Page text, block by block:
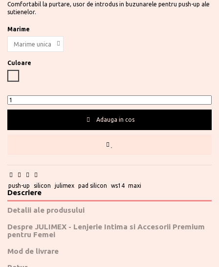
Comfortabil la purtare, usor de introdus in buzunarele pentru push-up ale
sutienelor.
Marime
Culoare
Adauga in cos
push-up silicon julimex pad silicon ws14 maxi
Descriere
Detalii ale produsului
Despre JULIMEX - Lenjerie Intima si Accesorii Premium
pentru Femei
Mod de livrare